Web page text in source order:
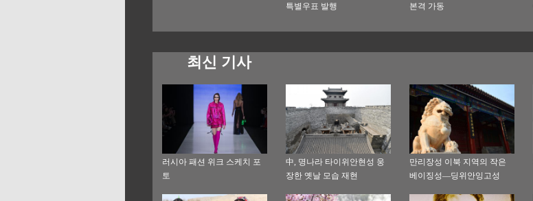
특별우표 발행
본격 가동
최신 기사
러시아 패션 위크 스케치 포
토
中, 명나라 타이위안현성 웅
장한 옛날 모습 재현
만리장성 이북 지역의 작은
베이징성—딩위안잉고성